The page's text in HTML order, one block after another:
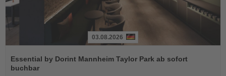
Sie
die
03.08.2026
Essential by Dorint Mannheim Taylor Park ab sofort
buchbar